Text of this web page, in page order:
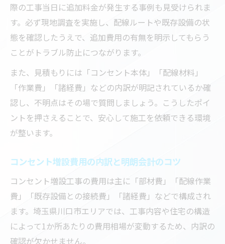
際の工事当日に追加料金が発生する事例も見受けられま
す。必ず現地調査を実施し、配線ルートや既存設備の状
態を確認したうえで、追加費用の有無を明示してもらう
ことがトラブル防止につながります。
また、見積もりには「コンセント本体」「配線材料」
「作業費」「諸経費」などの内訳が明記されているか確
認し、不明点はその場で質問しましょう。こうしたポイ
ントを押さえることで、安心して施工を依頼できる環境
が整います。
コンセント増設費用の内訳と明朗会計のコツ
コンセント増設工事の費用は主に「部材費」「配線作業
費」「既存設備との接続費」「諸経費」などで構成され
ます。埼玉県川口市エリアでは、工事内容や住宅の構造
によって1か所あたりの費用相場が変動するため、内訳の
確認が欠かせません。